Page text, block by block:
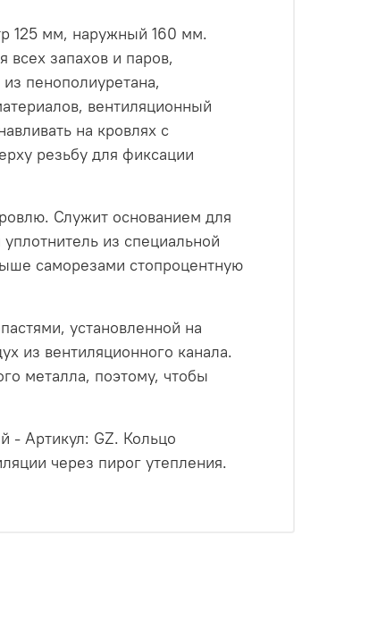
125 мм, наружный 160 мм.
всех запахов и паров,
пенополиуретана,
вентиляционный
на кровлях с
резьбу для фиксации
Служит основанием для
из специальной
саморезами стопроцентную
установленной на
из вентиляционного канала.
металла, поэтому, чтобы
- Артикул: GZ. Кольцо
через пирог утепления.